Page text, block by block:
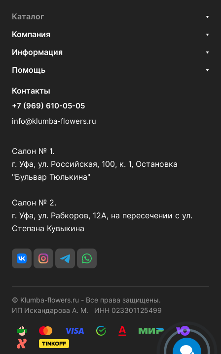
Каталог
Компания
Информация
Помощь
Контакты
+7 (969) 610-05-05
info@klumba-flowers.ru
Салон № 1.
г. Уфа, ул. Российская, 100, к. 1, Остановка
"Бульвар Тюлькина"
Салон № 2.
г. Уфа, ул. Рабкоров, 12А, на пересечении с ул.
Степана Кувыкина
© Klumba-flowers.ru - Все права защищены.
ИП Искандарова А. М. ИНН 023301125499